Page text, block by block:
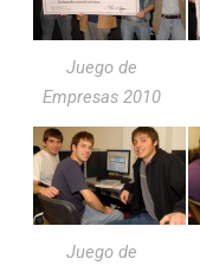
Juego de
Empresas 2010
Juego de